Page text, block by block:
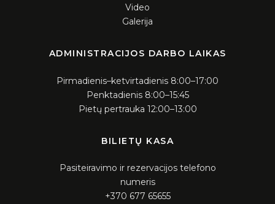
Video
Galerija
ADMINISTRACIJOS DARBO LAIKAS
Pirmadienis–ketvirtadienis 8:00–17:00
Penktadienis 8:00–15:45
Pietų pertrauka 12:00–13:00
BILIETŲ KASA
Pasiteiravimo ir rezervacijos telefono
numeris
+370 677 65655